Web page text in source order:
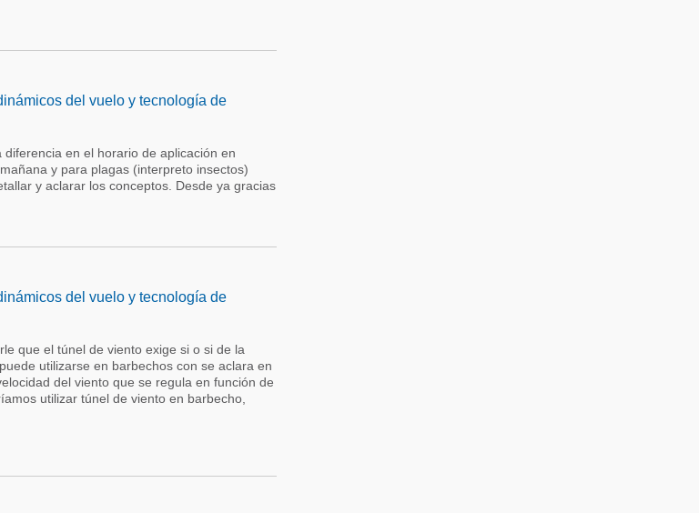
del vuelo y tecnología de
en el horario de aplicación en
y para plagas (interpreto insectos)
y aclarar los conceptos. Desde ya gracias
del vuelo y tecnología de
que el túnel de viento exige si o si de la
utilizarse en barbechos con se aclara en
del viento que se regula en función de
utilizar túnel de viento en barbecho,